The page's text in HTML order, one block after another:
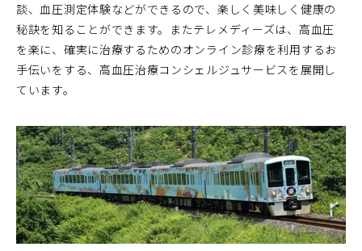
談、血圧測定体験などができるので、楽しく美味しく健康の
秘訣を知ることができます。またテレメディーズは、高血圧
を楽に、確実に治療するためのオンライン診療を利用するお
手伝いをする、高血圧治療コンシェルジュサービスを展開し
ています。